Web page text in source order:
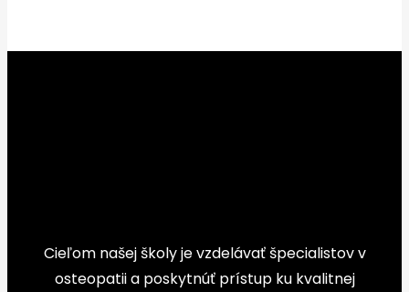
Cieľom našej školy je vzdelávať špecialistov v
osteopatii a poskytnúť prístup ku kvalitnej